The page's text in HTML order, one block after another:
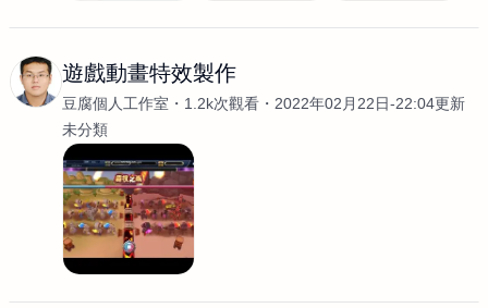
遊戲動畫特效製作
豆腐個人工作室 1.2k次觀看
2022年02月22日-22:04更新
未分類